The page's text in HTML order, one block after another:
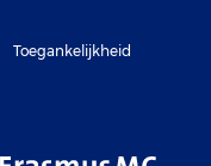
Toegankelijkheid